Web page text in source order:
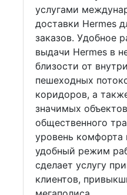
услугами
доставки Hermes
заказов. Удобное
выдачи Hermes в
близости от
пешеходных
коридоров, а
значимых
общественного
уровень комфорта
удобный режим
сделает услугу
клиентов,